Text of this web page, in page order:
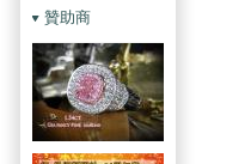
贊助商